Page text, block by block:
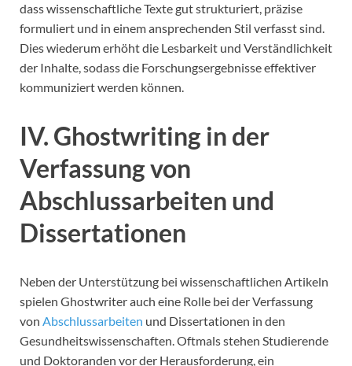
dass wissenschaftliche Texte gut strukturiert, präzise
formuliert und in einem ansprechenden Stil verfasst sind.
Dies wiederum erhöht die Lesbarkeit und Verständlichkeit
der Inhalte, sodass die Forschungsergebnisse effektiver
kommuniziert werden können.
IV. Ghostwriting in der
Verfassung von
Abschlussarbeiten und
Dissertationen
Neben der Unterstützung bei wissenschaftlichen Artikeln
spielen Ghostwriter auch eine Rolle bei der Verfassung
von Abschlussarbeiten und Dissertationen in den
Gesundheitswissenschaften. Oftmals stehen Studierende
und Doktoranden vor der Herausforderung, ein